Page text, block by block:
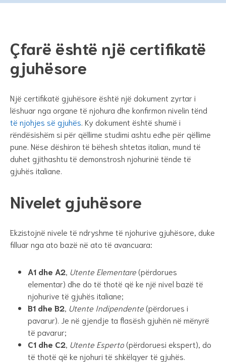
Çfarë është një certifikatë
gjuhësore
Një certifikatë gjuhësore është një dokument zyrtar i
lëshuar nga organe të njohura dhe konfirmon nivelin tënd
të njohjes së gjuhës . Ky dokument është shumë i
rëndësishëm si për qëllime studimi ashtu edhe për qëllime
pune. Nëse dëshiron të bëhesh shtetas italian, mund të
duhet gjithashtu të demonstrosh njohurinë tënde të
gjuhës italiane.
Nivelet gjuhësore
Ekzistojnë nivele të ndryshme të njohurive gjuhësore, duke
filluar nga ato bazë në ato të avancuara:
A1 dhe A2 Utente Elementare(përdorues
elementar) dhe do të thotë që ke një nivel bazë të
njohurive të gjuhës italiane;
B1 dhe B2 Utente Indipendente(përdorues i
pavarur). Je në gjendje ta flasësh gjuhën në mënyrë
të pavarur;
C1 dhe C2 Utente Esperto(përdoruesi ekspert), do
të thotë që ke njohuri të shkëlqyer të gjuhës.